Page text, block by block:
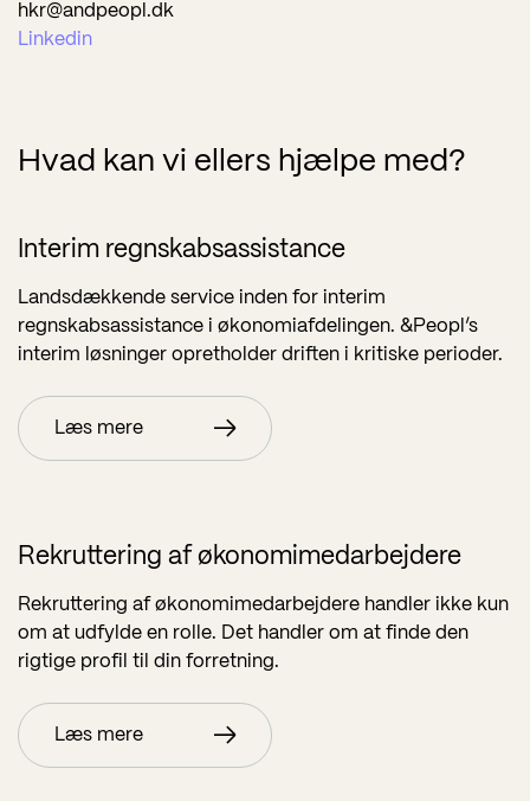
hkr@andpeopl.dk
Linkedin
Hvad kan vi ellers hjælpe med?
Interim regnskabsassistance
Landsdækkende service inden for interim
regnskabsassistance i økonomiafdelingen. &Peopl’s
interim løsninger opretholder driften i kritiske perioder.
Læs mere
Rekruttering af økonomimedarbejdere
Rekruttering af økonomimedarbejdere handler ikke kun
om at udfylde en rolle. Det handler om at finde den
rigtige profil til din forretning.
Læs mere